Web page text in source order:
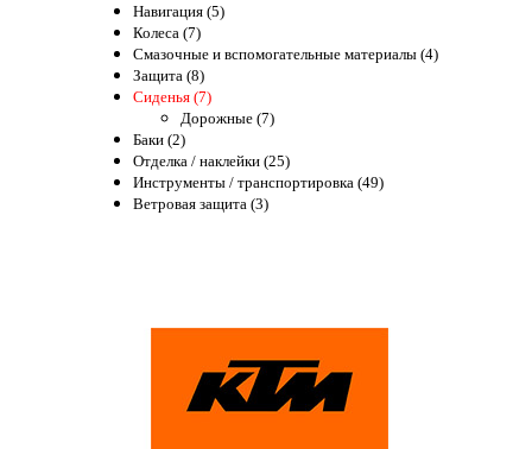
Навигация (5)
Колеса (7)
Смазочные и вспомогательные материалы (4)
Защита (8)
Сиденья (7)
Дорожные (7)
Баки (2)
Отделка / наклейки (25)
Инструменты / транспортировка (49)
Ветровая защита (3)